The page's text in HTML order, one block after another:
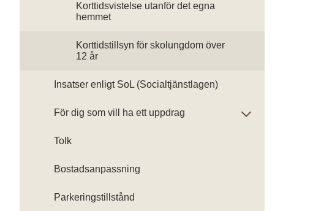
Korttidsvistelse utanför det egna
hemmet
Korttidstillsyn för skolungdom över
12 år
Insatser enligt SoL (Socialtjänstlagen)
För dig som vill ha ett uppdrag
Tolk
Bostadsanpassning
Parkeringstillstånd